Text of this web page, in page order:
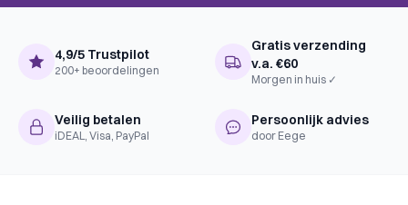
4,9/5 Trustpilot
200+ beoordelingen
Gratis verzending
v.a. €60
Morgen in huis ✓
Veilig betalen
iDEAL, Visa, PayPal
Persoonlijk advies
door Eege